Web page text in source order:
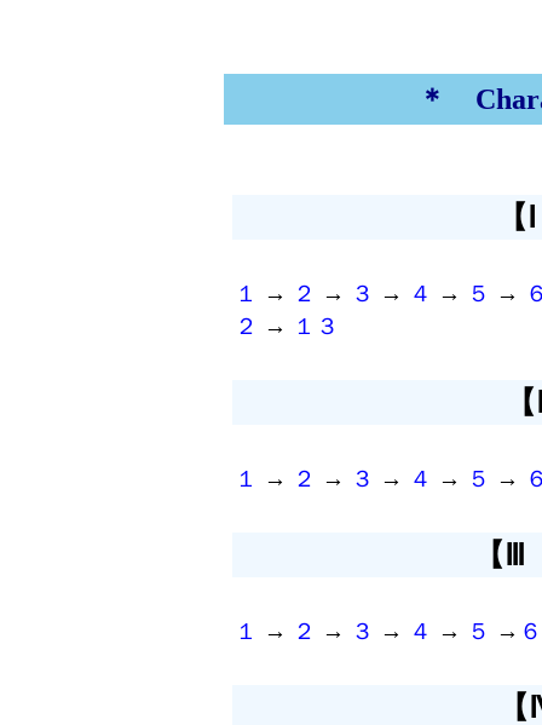
＊
１ → ２ → ３ → ４ → ５ →
２
→ １３
１ → ２ → ３ → ４ → ５ →
【
１ → ２ → ３ → ４ → ５ → ６